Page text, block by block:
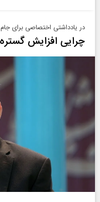
در یادداشتی اختصاصی برای
چرایی افزایش